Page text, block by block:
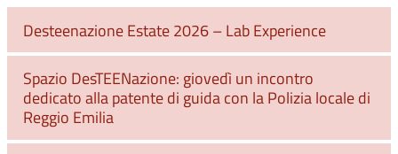
Desteenazione Estate 2026 – Lab Experience
Spazio DesTEENazione: giovedì un incontro
dedicato alla patente di guida con la Polizia locale di
Reggio Emilia